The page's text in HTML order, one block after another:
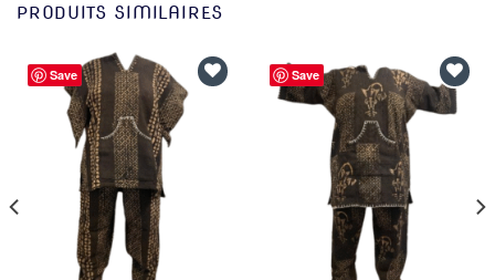
PRODUITS SIMILAIRES
Save
Ajouter
à la liste
d’envies
Save
Ajouter
à la liste